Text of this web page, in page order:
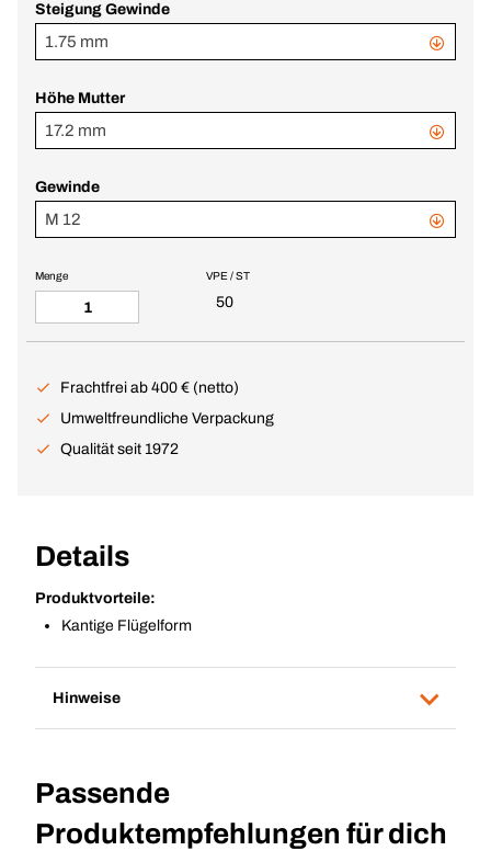
Steigung Gewinde
1.75 mm
Höhe Mutter
17.2 mm
Gewinde
M 12
VPE / ST
50
Menge
Frachtfrei ab 400 € (netto)
Umweltfreundliche Verpackung
Qualität seit 1972
Details
Produktvorteile:
Kantige Flügelform
Hinweise
Passende
Produktempfehlungen für dich